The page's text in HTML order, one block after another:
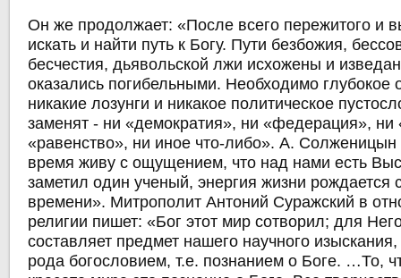
Он же продолжает: «После всего пережитого и
искать и найти путь к Богу. Пути безбожия,
бесчестия, дьявольской лжи исхожены и
оказались погибельными. Необходимо
никакие лозунги и никакое политическое
заменят - ни «демократия», ни «федерация», ни
«равенство», ни иное что-либо». А.
время живу с ощущением, что над нами есть
заметил один ученый, энергия жизни рождается
времени». Митрополит Антоний Суражский в
религии пишет: «Бог этот мир сотворил; для
составляет предмет нашего научного
рода богословием, т.е. познанием о Боге. …То,